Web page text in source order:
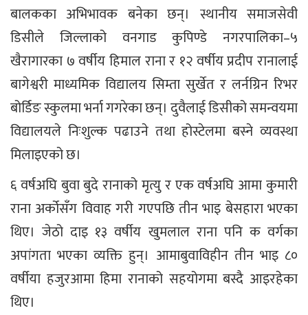
बालकका अभिभावक बनेका छन्। स्थानीय समाजसेवी
डिसीले जिल्लाको वनगाड कुपिण्डे नगरपालिका–५
खैरागारका ७ वर्षीय हिमाल राना र १२ वर्षीय प्रदीप रानालाई
बागेश्वरी माध्यमिक विद्यालय सिम्ता सुर्खेत र लर्नग्रिन रिभर
बोर्डिङ स्कुलमा भर्ना गगरेका छन्। दुवैलाई डिसीको समन्वयमा
विद्यालयले निःशुल्क पढाउने तथा होस्टेलमा बस्ने व्यवस्था
मिलाइएको छ।
६ वर्षअघि बुवा बुदे रानाको मृत्यु र एक वर्षअघि आमा कुमारी
राना अर्कोसँग विवाह गरी गएपछि तीन भाइ बेसहारा भएका
थिए। जेठो दाइ १३ वर्षीय खुमलाल राना पनि क वर्गका
अपांगता भएका व्यक्ति हुन्। आमाबुवाविहीन तीन भाइ ८०
वर्षीया हजुरआमा हिमा रानाको सहयोगमा बस्दै आइरहेका
थिए।